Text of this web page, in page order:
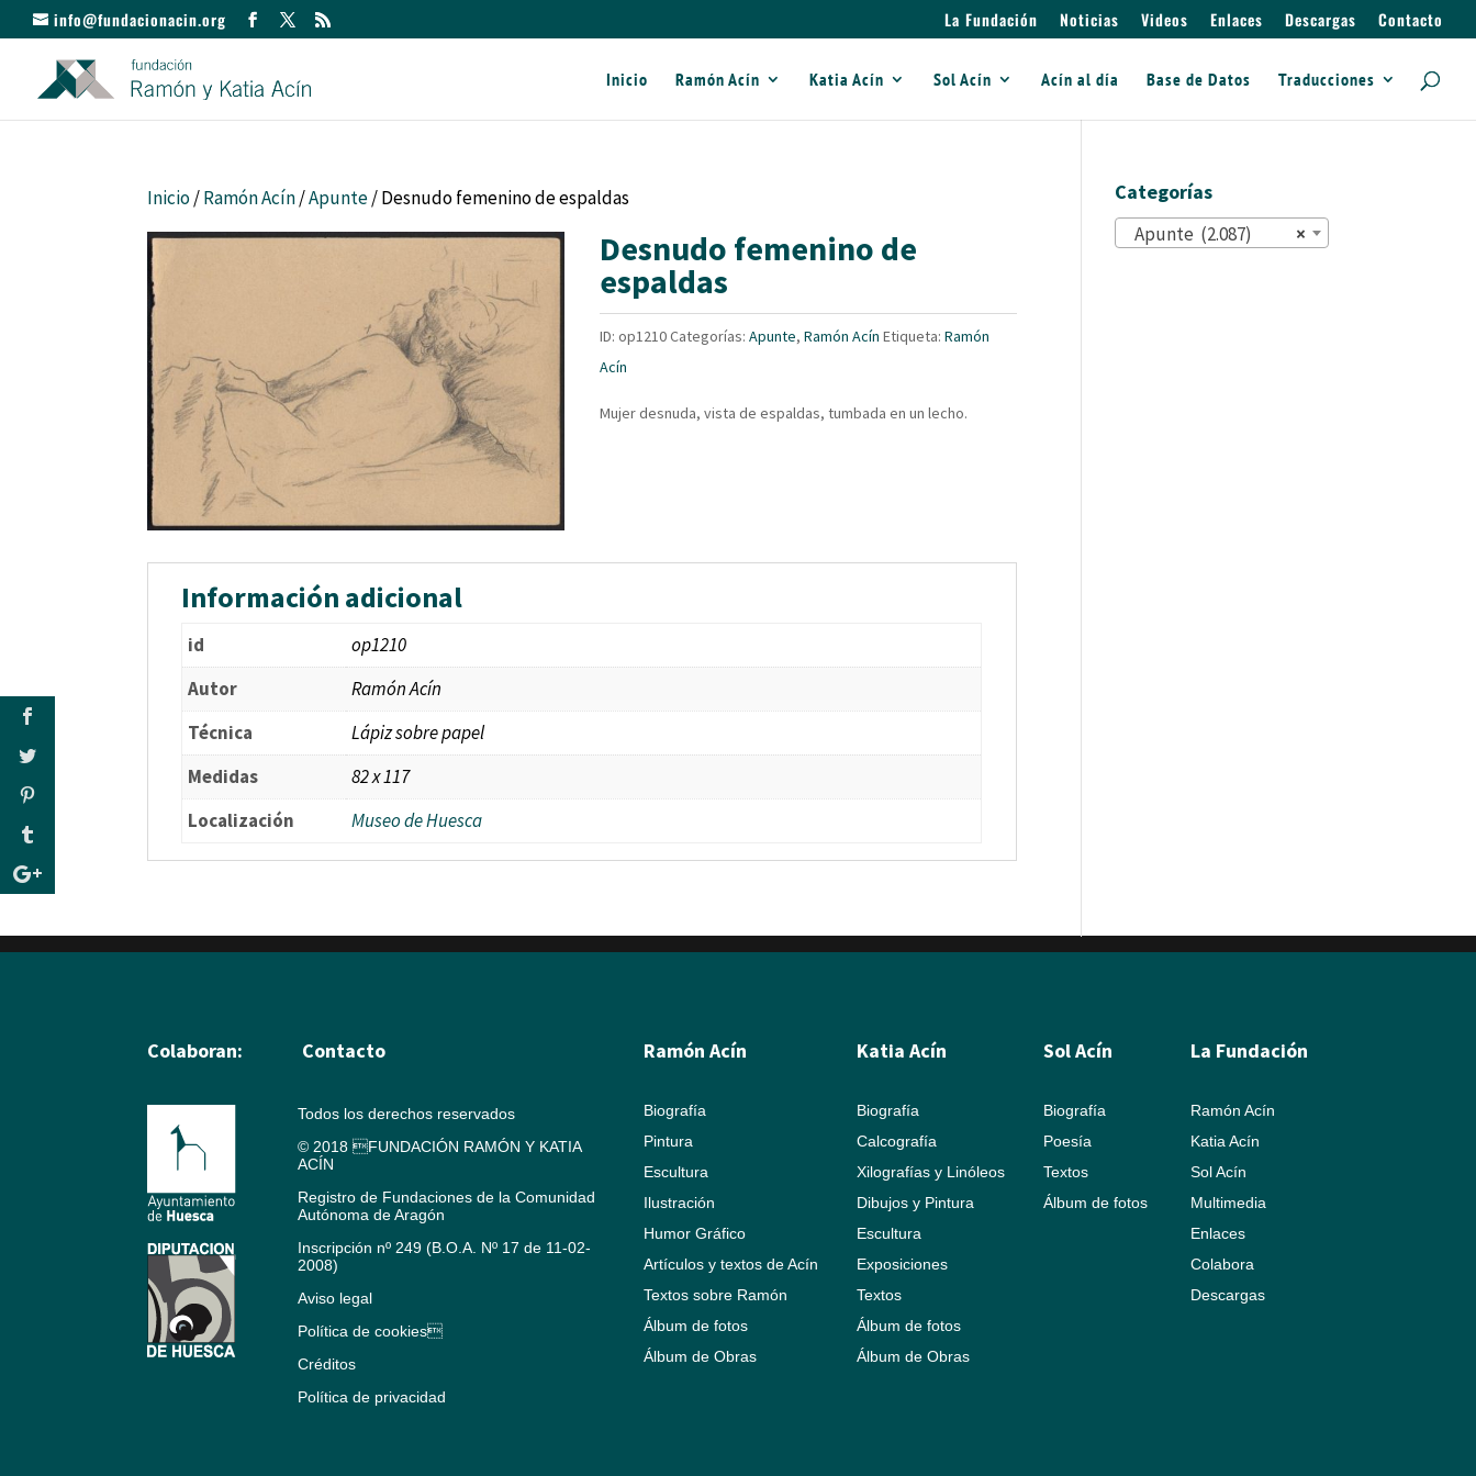
info@fundacionacin.org La Fundación Noticias Videos Enlaces Descargas Contacto
Inicio Ramón Acín Katia Acín Sol Acín Acín al día Base de Datos Traducciones
Inicio/Ramón Acín/Apunte/ Desnudo femenino de espaldas
Desnudo femenino de
espaldas
ID:op1210Categorías:Apunte,Ramón Acín Etiqueta:Ramón
Acín
Mujer desnuda, vista de espaldas, tumbada en un lecho.
Información adicional
id
op1210
Autor
Ramón Acín
Técnica
Lápiz sobre papel
Medidas
82 x 117
Localización
Museo de Huesca
Categorías
×
Apunte (2.087)
Colaboran: Contacto
Todos los derechos reservados
© 2018 FUNDACIÓN RAMÓN Y KATIA
ACÍN
Registro de Fundaciones de la Comunidad
Autónoma de Aragón
Inscripción nº 249 (B.O.A. Nº 17 de 11-02-
2008)
Aviso legal
Política de cookies
Créditos
Política de privacidad
Ramón Acín
Biografía
Pintura
Escultura
Ilustración
Humor Gráfico
Artículos y textos de Acín
Textos sobre Ramón
Álbum de fotos
Álbum de Obras
Katia Acín
Biografía
Calcografía
Xilografías y Linóleos
Dibujos y Pintura
Escultura
Exposiciones
Textos
Álbum de fotos
Álbum de Obras
Sol Acín
Biografía
Poesía
Textos
Álbum de fotos
La Fundación
Ramón Acín
Katia Acín
Sol Acín
Multimedia
Enlaces
Colabora
Descargas